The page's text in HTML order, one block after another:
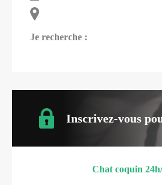
Je recherche :
Inscrivez-vous
Chat coquin